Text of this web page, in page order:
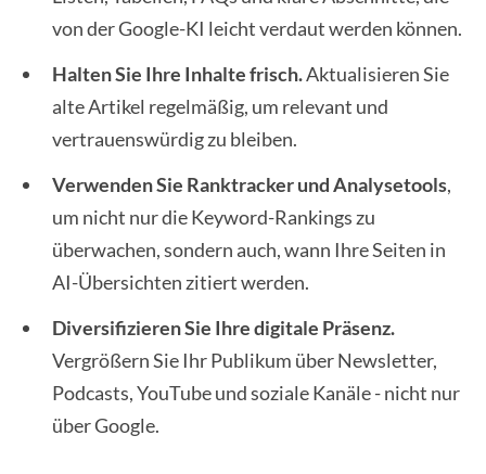
von der Google-KI leicht verdaut werden können.
Halten Sie Ihre Inhalte frisch.Aktualisieren Sie
alte Artikel regelmäßig, um relevant und
vertrauenswürdig zu bleiben.
Verwenden Sie Ranktracker und Analysetools,
um nicht nur die Keyword-Rankings zu
überwachen, sondern auch, wann Ihre Seiten in
AI-Übersichten zitiert werden.
Diversifizieren Sie Ihre digitale Präsenz.
Vergrößern Sie Ihr Publikum über Newsletter,
Podcasts, YouTube und soziale Kanäle - nicht nur
über Google.